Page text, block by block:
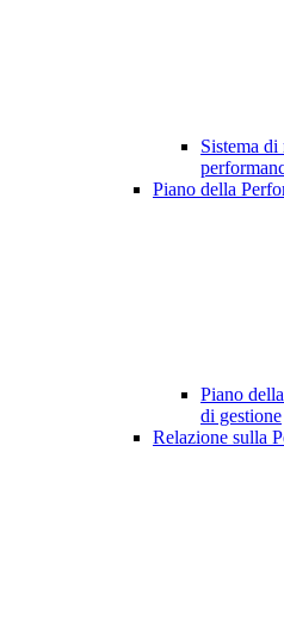
Sistema
Piano della
Piano
di gestione
Relazione sulla